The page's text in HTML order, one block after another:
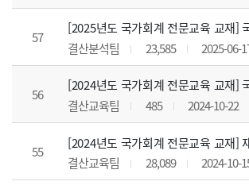
57
[2025년도 국가회계 전문교육 교재]
결산분석팀
23,585 2025-06-
56
[2024년도 국가회계 전문교육 교재]
결산교육팀
485 2024-10-22
55
[2024년도 국가회계 전문교육 교재]
결산교육팀
28,089 2024-10-